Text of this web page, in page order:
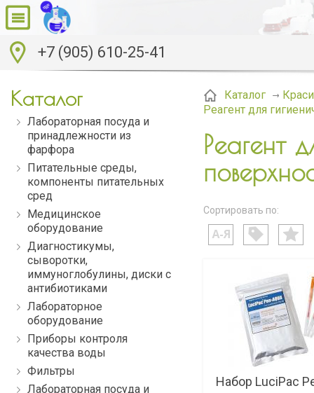
+7 (905) 610-25-41
Каталог
Лабораторная посуда и
принадлежности из
фарфора
Питательные среды,
компоненты питательных
сред
Медицинское
оборудование
Диагностикумы,
сыворотки,
иммуноглобулины, диски с
антибиотиками
Лабораторное
оборудование
Приборы контроля
качества воды
Фильтры
Лабораторная посуда и
Каталог
Реагент для
Реагент
Сортировать по:
Набор LuciPac